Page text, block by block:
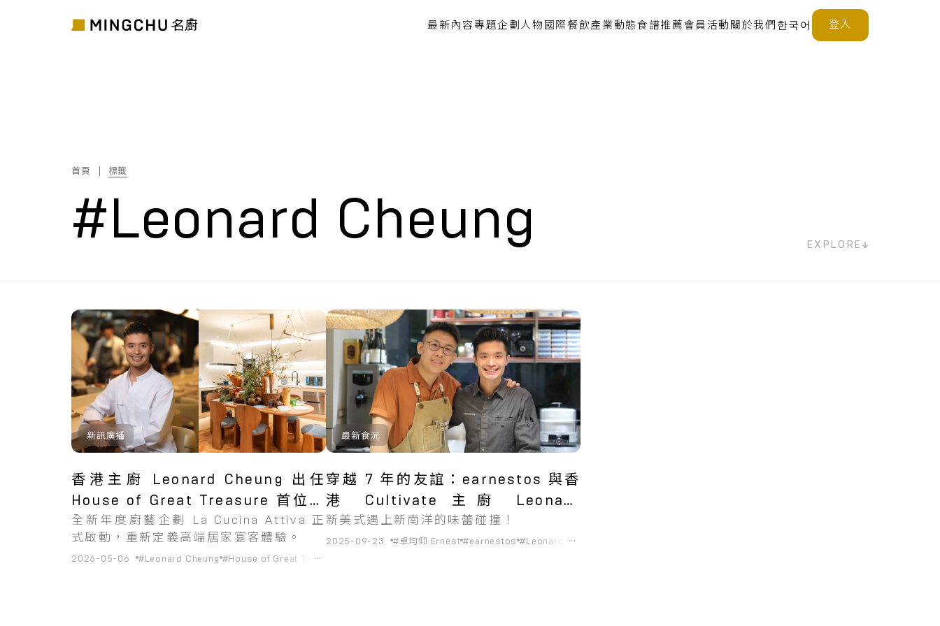
最新內容 專題企劃 人物 國際餐飲產業動態 食譜推薦 會員活動 關於我們 한국어 登入
首頁 標籤
#Leonard Cheung EXPLORE
共2筆搜尋結果
新訊廣播
香港主廚 Leonard Cheung 出任
House of Great Treasure 首位廚
藝總監
全新年度廚藝企劃 La Cucina Attiva 正
式啟動，重新定義高端居家宴客體驗。
2026-05-06 #Leonard Cheung #House of Great Treasure
...
最新食況
穿越 7 年的友誼：earnestos 與香
港 Cultivate 主廚 Leonard
Cheung 四手聯彈
新美式遇上新南洋的味蕾碰撞！
2025-09-23 #卓均仰 Ernest #earnestos #Leonard Cheung
...